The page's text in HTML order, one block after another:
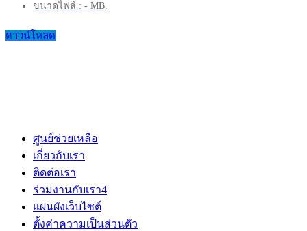
ขนาดไฟล์ : - MB.
ดาวน์โหลด
ศูนย์ช่วยเหลือ
เกี่ยวกับเรา
ติดต่อเรา
ร่วมงานกับเรา4
แผนผังเว็บไซต์
ตั้งค่าความเป็นส่วนตัว